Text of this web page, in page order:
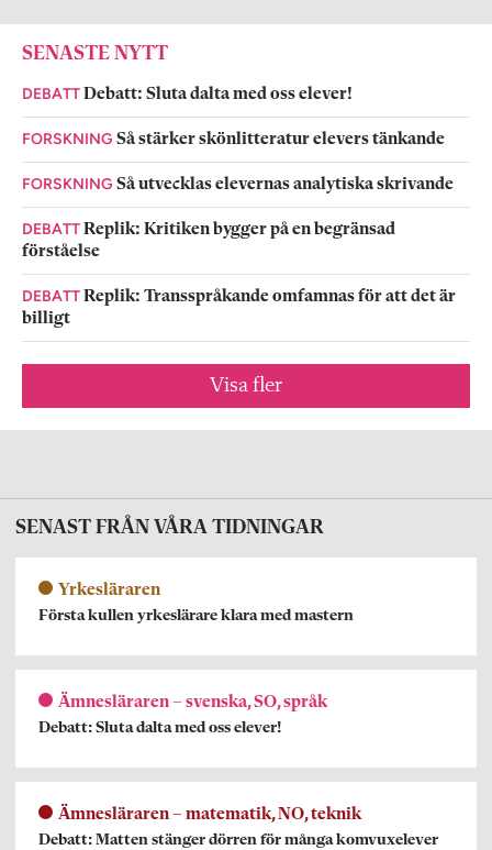
SENASTE NYTT
DEBATTDebatt: Sluta dalta med oss elever!
FORSKNING Så stärker skönlitteratur elevers tänkande
FORSKNING Så utvecklas elevernas analytiska skrivande
DEBATTReplik: Kritiken bygger på en begränsad
förståelse
DEBATTReplik: Transspråkande omfamnas för att det är
billigt
Visa fler
SENAST FRÅN VÅRA TIDNINGAR
Yrkesläraren
Första kullen yrkeslärare klara med mastern
Ämnesläraren – svenska, SO, språk
Debatt: Sluta dalta med oss elever!
Ämnesläraren – matematik, NO, teknik
Debatt: Matten stänger dörren för många komvuxelever